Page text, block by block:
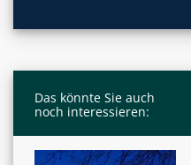
Das könnte Sie auch
noch interessieren: